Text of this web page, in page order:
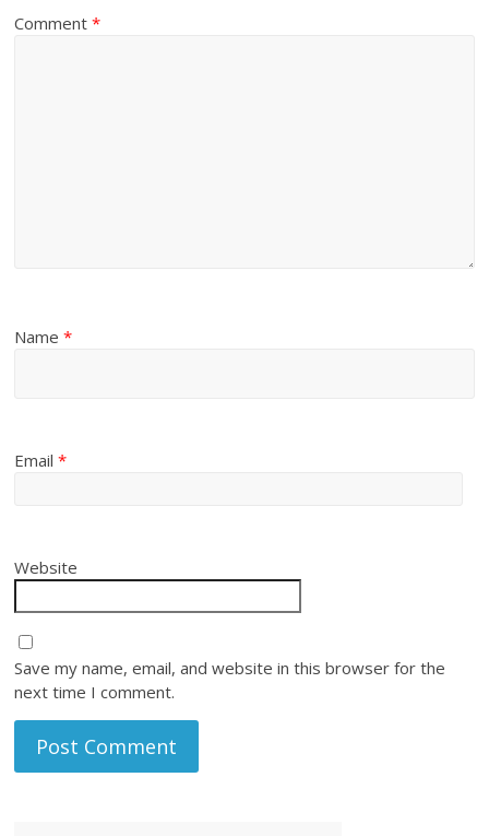
Comment*
Name*
Email*
Website
Save my name, email, and website in this browser for the
next time I comment.